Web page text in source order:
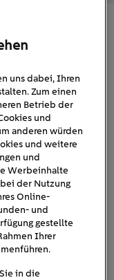
uns dabei, Ihren
Zum einen
Betrieb der
und
anderen würden
und weitere
und
Werbeinhalte
der Nutzung
Online-
und
gestellte
Ihrer
in die